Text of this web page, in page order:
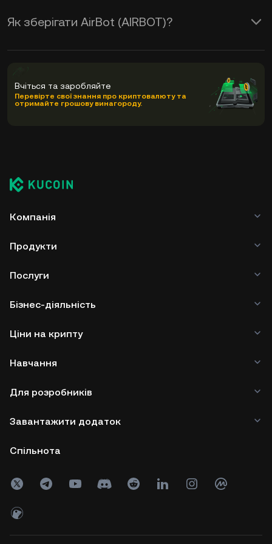
Як зберігати AirBot (AIRBOT)?
Вчіться та заробляйте
Перевірте свої знання про криптовалюту та
отримайте грошову винагороду.
Компанія
Продукти
Послуги
Бізнес-діяльність
Ціни на крипту
Навчання
Для розробників
Завантажити додаток
Спільнота